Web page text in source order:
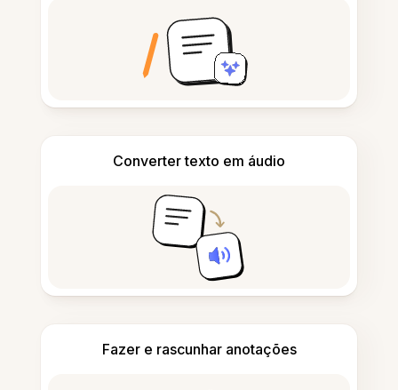
Converter texto em áudio
Fazer e rascunhar anotações